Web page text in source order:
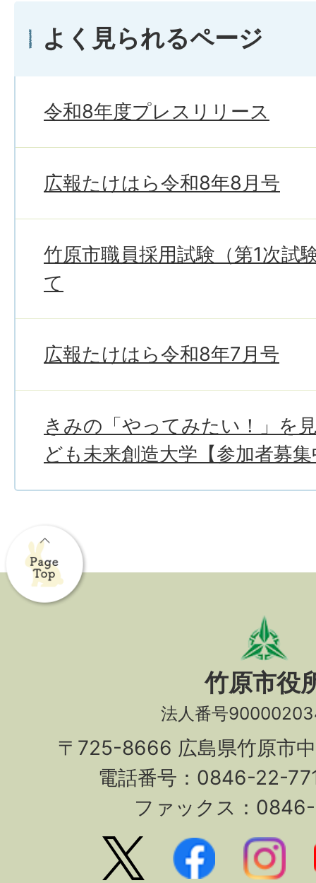
よく見られるページ
令和8年度プレスリリース
広報たけはら令和8年8月号
竹原市職員採用試験（第1次試
て
広報たけはら令和8年7月号
きみの「やってみたい！」を
ども未来創造大学【参加者募
竹原市役
法人番号
〒725-8666 広島県竹原市
電話番号：0846-22-
ファックス：